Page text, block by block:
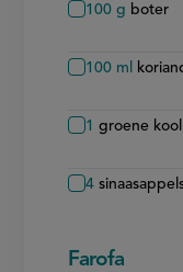
100 g boter
100 ml
1 groene kool
4
Farofa